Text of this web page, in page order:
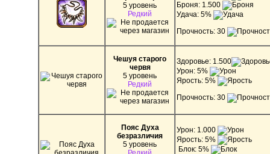
5 уровень
Редкий
Броня: 1.500
Удача: 5%
Прочность: 30
Чешуя старого
червя
5 уровень
Редкий
Здоровье: 1.500
Урон: 5%
Ярость: 5%
Прочность: 30
Пояс Духа
безразличия
5 уровень
Урон: 1.000
Ярость: 5%
Блок: 5%